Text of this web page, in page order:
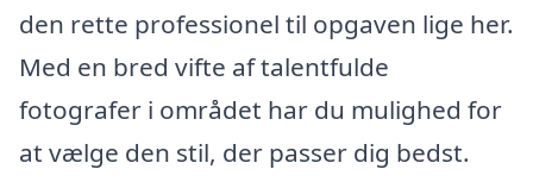
den rette professionel til opgaven lige her.
Med en bred vifte af talentfulde
fotografer i området har du mulighed for
at vælge den stil, der passer dig bedst.